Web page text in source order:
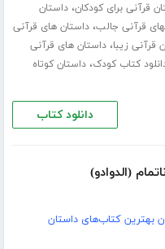
قرآنی برای کودکان،داستان
قرآنی جالب،داستان های قرآنی
قرآنی زیبا،داستان های قرآنی
کتاب کودک،داستان کوتاه
دانلود کتاب
(الدوادو)
بهترین کتاب‌های داستان